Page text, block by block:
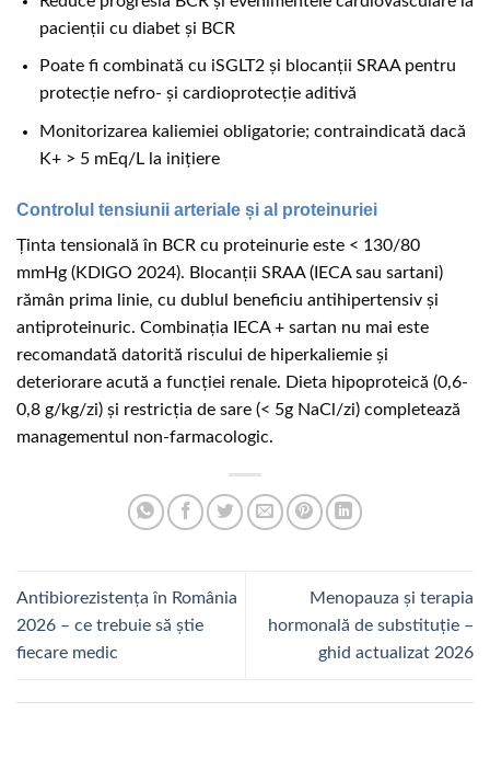
pacienții cu diabet și BCR
Poate fi combinată cu iSGLT2 și blocanții SRAA pentru
protecție nefro- și cardioprotecție aditivă
Monitorizarea kaliemiei obligatorie; contraindicată dacă
K+ > 5 mEq/L la inițiere
Controlul tensiunii arteriale și al proteinuriei
Ținta tensională în BCR cu proteinurie este < 130/80
mmHg (KDIGO 2024). Blocanții SRAA (IECA sau sartani)
rămân prima linie, cu dublul beneficiu antihipertensiv și
antiproteinuric. Combinația IECA + sartan nu mai este
recomandată datorită riscului de hiperkaliemie și
deteriorare acută a funcției renale. Dieta hipoproteică (0,6-
0,8 g/kg/zi) și restricția de sare (< 5g NaCl/zi) completează
managementul non-farmacologic.
Antibiorezistența în România
2026 – ce trebuie să știe
fiecare medic
Menopauza și terapia
hormonală de substituție –
ghid actualizat 2026